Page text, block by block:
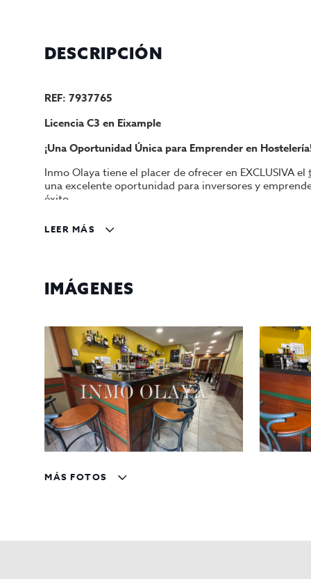
DESCRIPCIÓN
REF: 7937765
Licencia C3 en Eixample
¡Una Oportunidad Única para Emprender en
Inmo Olaya tiene el placer de ofrecer en EXCLUSIVA el
una excelente oportunidad para inversores y
éxito.
Ubicación Privilegiada
Eixample es conocido por su dinamismo y su
Superficie:80 m2.
Barra amplia y cómoda, perfecta para
Salida de humos, ideal para una cocina
Cocina totalmente equipaday lista para
Aforo para 40 personas, lo que permite
Contrato de 10 años, asegurando estabilidad
Condiciones del Traspaso
Alquiler mensual:
LEER MÁS
IMÁGENES
MÁS FOTOS